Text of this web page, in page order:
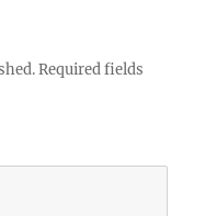
Required fields